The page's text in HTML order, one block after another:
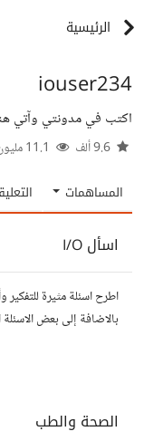
الرئيسية
iouser234
اكتب في مدونتي وآتي
المساهمات
اسأل I/O
بالاضافة إلى بعض
الصحة والطب